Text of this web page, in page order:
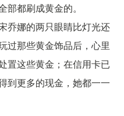
都刷成黄金的。
乔娜的两只眼睛比灯光还
过那些黄金饰品后，心里
置这些黄金；在信用卡已
到更多的现金，她都一一